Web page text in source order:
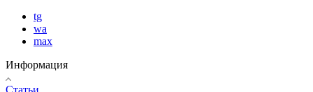
tg
wa
max
Информация